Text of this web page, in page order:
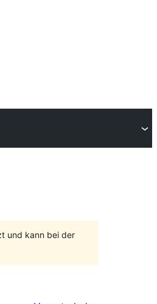
und kann bei der